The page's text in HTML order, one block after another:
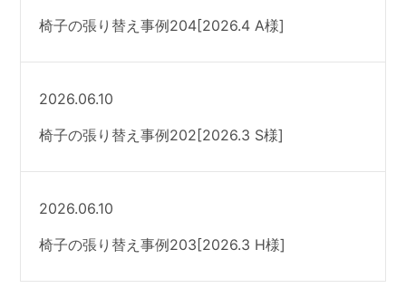
椅子の張り替え事例204[2026.4 A様]
2026.06.10
椅子の張り替え事例202[2026.3 S様]
2026.06.10
椅子の張り替え事例203[2026.3 H様]